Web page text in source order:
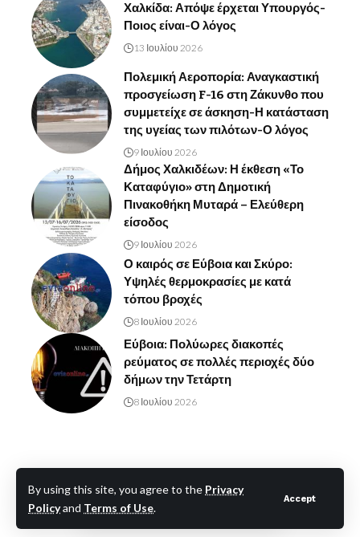
By using this site, you agree to the Privacy
Policyand Terms of Use.
Accept
Χαλκίδα: Απόψε έρχεται Υπουργός-
Ποιος είναι-Ο λόγος
13 Ιουλίου 2026
Πολεμική Αεροπορία: Αναγκαστική
προσγείωση F-16 στη Ζάκυνθο που
συμμετείχε σε άσκηση-Η κατάσταση
της υγείας των πιλότων-Ο λόγος
9 Ιουλίου 2026
Δήμος Χαλκιδέων: Η έκθεση «Το
Καταφύγιο» στη Δημοτική
Πινακοθήκη Μυταρά – Ελεύθερη
είσοδος
9 Ιουλίου 2026
Ο καιρός σε Εύβοια και Σκύρο:
Υψηλές θερμοκρασίες με κατά
τόπου βροχές
8 Ιουλίου 2026
Εύβοια: Πολύωρες διακοπές
ρεύματος σε πολλές περιοχές δύο
δήμων την Τετάρτη
8 Ιουλίου 2026